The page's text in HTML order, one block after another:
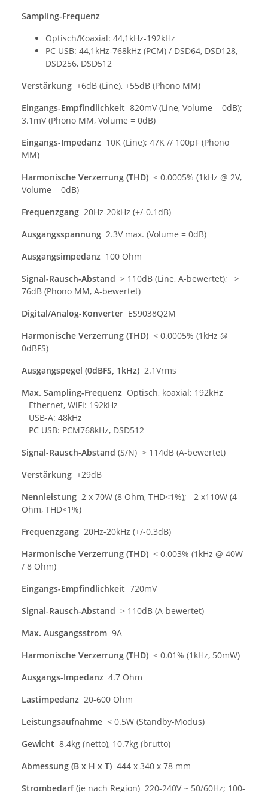
Sampling-Frequenz
Optisch/Koaxial: 44,1kHz-192kHz
PC USB: 44,1kHz-768kHz (PCM) / DSD64, DSD128,
DSD256, DSD512
Verstärkung +6dB (Line), +55dB (Phono MM)
Eingangs-Empfindlichkeit 820mV (Line, Volume = 0dB);
3.1mV (Phono MM, Volume = 0dB)
Eingangs-Impedanz 10K (Line); 47K // 100pF (Phono
MM)
Harmonische Verzerrung (THD) < 0.0005% (1kHz @ 2V,
Volume = 0dB)
Frequenzgang 20Hz-20kHz (+/-0.1dB)
Ausgangsspannung 2.3V max. (Volume = 0dB)
Ausgangsimpedanz 100 Ohm
Signal-Rausch-Abstand > 110dB (Line, A-bewertet); >
76dB (Phono MM, A-bewertet)
Digital/Analog-Konverter ES9038Q2M
Harmonische Verzerrung (THD) < 0.0005% (1kHz @
0dBFS)
Ausgangspegel (0dBFS, 1kHz) 2.1Vrms
Max. Sampling-Frequenz Optisch, koaxial: 192kHz
Ethernet, WiFi: 192kHz
USB-A: 48kHz
PC USB: PCM768kHz, DSD512
Signal-Rausch-Abstand (S/N) > 114dB (A-bewertet)
Verstärkung +29dB
Nennleistung 2 x 70W (8 Ohm, THD<1%); 2 x110W (4
Ohm, THD<1%)
Frequenzgang 20Hz-20kHz (+/-0.3dB)
Harmonische Verzerrung (THD) < 0.003% (1kHz @ 40W
/ 8 Ohm)
Eingangs-Empfindlichkeit 720mV
Signal-Rausch-Abstand > 110dB (A-bewertet)
Max. Ausgangsstrom 9A
Harmonische Verzerrung (THD) < 0.01% (1kHz, 50mW)
Ausgangs-Impedanz 4.7 Ohm
Lastimpedanz 20-600 Ohm
Leistungsaufnahme < 0.5W (Standby-Modus)
Gewicht 8.4kg (netto), 10.7kg (brutto)
Abmessung (B x H x T) 444 x 340 x 78 mm
Strombedarf(je nach Region) 220-240V ~ 50/60Hz; 100-